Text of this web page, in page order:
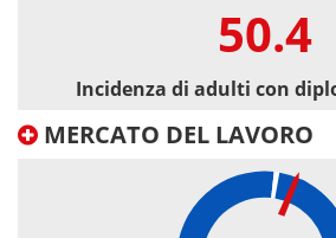
50.4
Incidenza di adulti con
MERCATO DEL LAVORO